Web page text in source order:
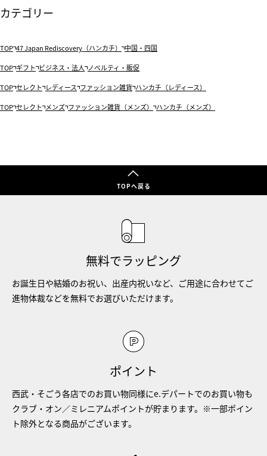
カテゴリー
TOP 47 Japan Rediscovery（ハンカチ） 中国・四国
TOP ギフト ビジネス・法人 ノベルティ・販促
TOP セレクト レディース ファッション雑貨 ハンカチ（レディース）
TOP セレクト メンズ ファッション雑貨（メンズ） ハンカチ（メンズ）
TOPへ戻る
無料でラッピング
お誕生日や結婚のお祝い、出産内祝いなど、ご用途に合わせてご
進物体裁などを無料でお選びいただけます。
ポイント
西武・そごう各店でのお買い物同様にe.デパートでのお買い物も
クラブ・オン／ミレニアムポイントが貯まります。※一部ポイン
ト除外となる商品がございます。